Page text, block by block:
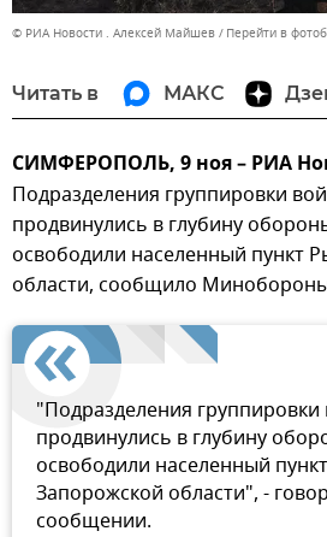
© РИА Новости . Алексей Майшев Перейти в
Читать в МАКС
СИМФЕРОПОЛЬ, 9 ноя – РИА
Подразделения группировки
продвинулись в глубину
освободили населенный пункт
области, сообщило
"Подразделения группировки
продвинулись в глубину
освободили населенный
Запорожской области", -
сообщении.